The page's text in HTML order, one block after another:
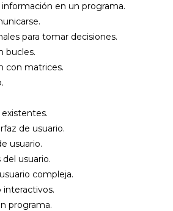
en un programa.
para tomar decisiones.
bucles.
con matrices.
de usuario.
usuario.
del usuario.
compleja.
interactivos.
programa.